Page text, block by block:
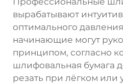
вырабатывают
оптимального
начинающие могут
принципом, согласно
шлифовальная бумага
резать при лёгком или